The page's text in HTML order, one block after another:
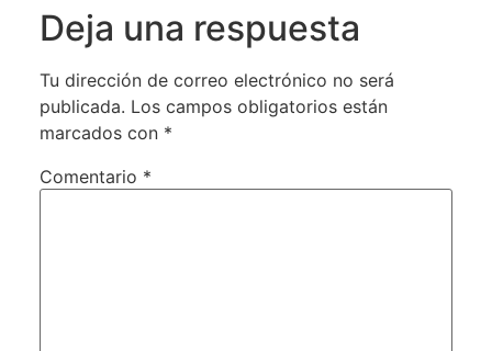
Deja una respuesta
Tu dirección de correo electrónico no será
publicada. Los campos obligatorios están
marcados con *
Comentario *